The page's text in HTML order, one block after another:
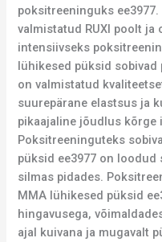
poksitreeninguks
valmistatud RUXI poolt
intensiivseks
lühikesed püksid sobivad
on valmistatud
suurepärane elastsus ja
pikaajaline jõudlus kõrge
Poksitreeninguteks
püksid ee3977 on
silmas pidades.
MMA lühikesed püksid
hingavusega,
ajal kuivana ja mugavalt